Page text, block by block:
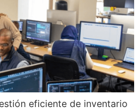
eficiente de inventario